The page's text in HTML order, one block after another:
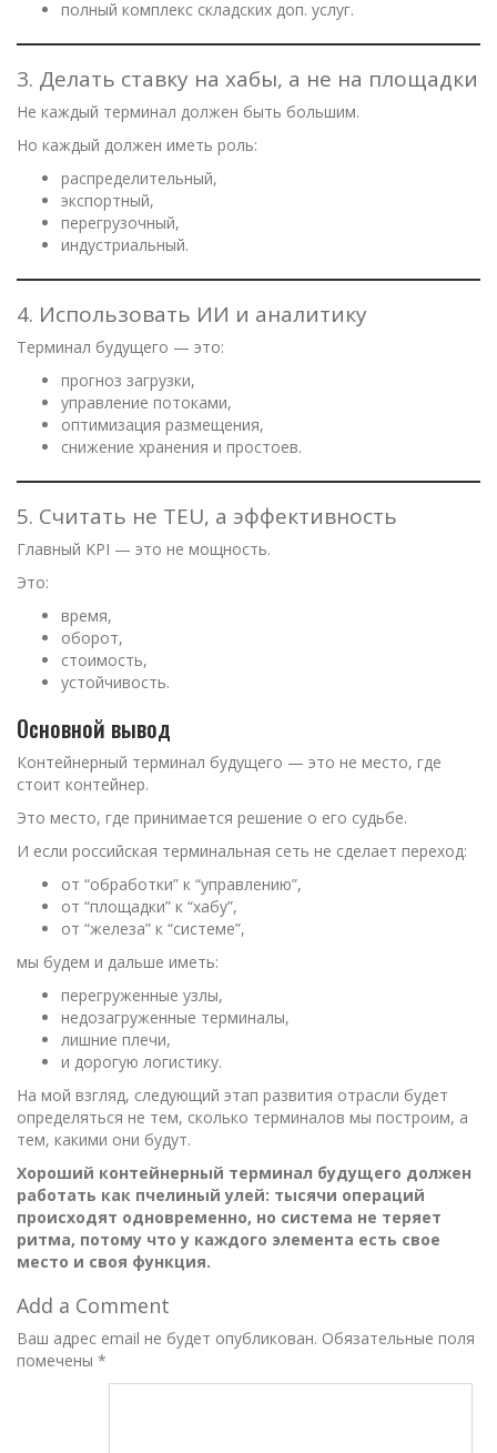
полный комплекс складских доп. услуг.
3. Делать ставку на хабы, а не на площадки
Не каждый терминал должен быть большим.
Но каждый должен иметь роль:
распределительный,
экспортный,
перегрузочный,
индустриальный.
4. Использовать ИИ и аналитику
Терминал будущего — это:
прогноз загрузки,
управление потоками,
оптимизация размещения,
снижение хранения и простоев.
5. Считать не TEU, а эффективность
Главный KPI — это не мощность.
Это:
время,
оборот,
стоимость,
устойчивость.
Основной вывод
Контейнерный терминал будущего — это не место, где
стоит контейнер.
Это место, где принимается решение о его судьбе.
И если российская терминальная сеть не сделает переход:
от “обработки” к “управлению”,
от “площадки” к “хабу”,
от “железа” к “системе”,
мы будем и дальше иметь:
перегруженные узлы,
недозагруженные терминалы,
лишние плечи,
и дорогую логистику.
На мой взгляд, следующий этап развития отрасли будет
определяться не тем, сколько терминалов мы построим, а
тем, какими они будут.
Хороший контейнерный терминал будущего должен
работать как пчелиный улей: тысячи операций
происходят одновременно, но система не теряет
ритма, потому что у каждого элемента есть свое
место и своя функция.
Add a Comment
Ваш адрес email не будет опубликован. Обязательные поля
помечены *